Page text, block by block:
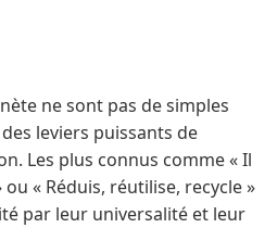
ne sont pas de simples
leviers puissants de
Les plus connus comme « Il
ou « Réduis, réutilise, recycle »
par leur universalité et leur